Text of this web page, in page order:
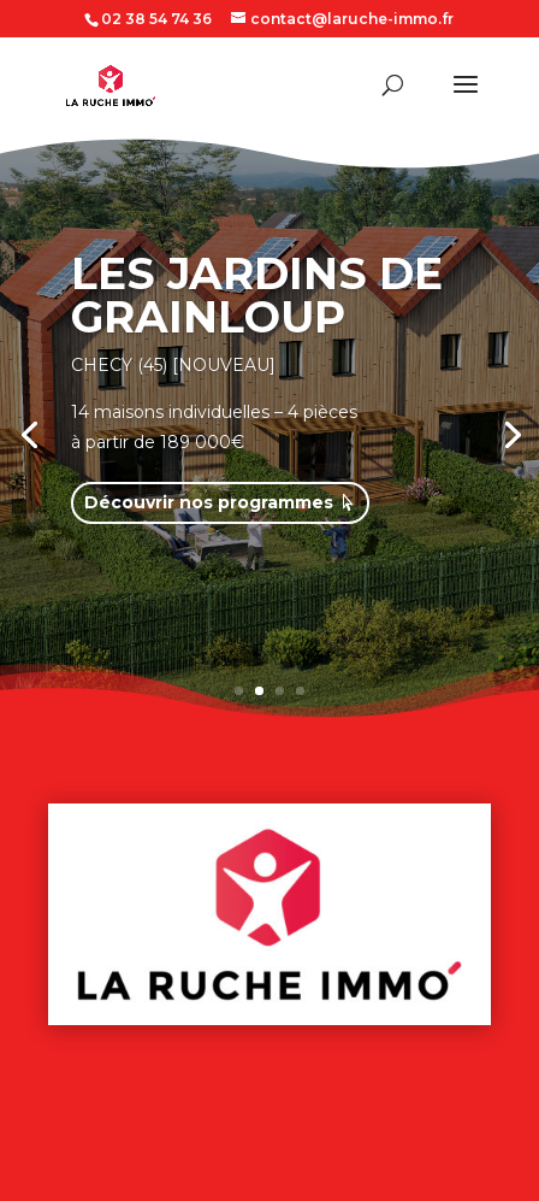
02 38 54 74 36 contact@laruche-immo.fr
LES JARDINS DE
GRAINLOUP
CHECY (45) [NOUVEAU]
14 maisons individuelles – 4 pièces
à partir de 189 000€
Découvrir nos programmes